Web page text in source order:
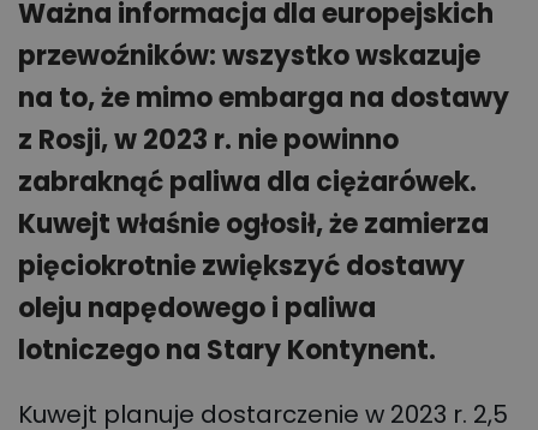
Ważna informacja dla europejskich
przewoźników: wszystko wskazuje
na to, że mimo embarga na dostawy
z Rosji, w 2023 r. nie powinno
zabraknąć paliwa dla ciężarówek.
Kuwejt właśnie ogłosił, że zamierza
pięciokrotnie zwiększyć dostawy
oleju napędowego i paliwa
lotniczego na Stary Kontynent.
Kuwejt planuje dostarczenie w 2023 r. 2,5